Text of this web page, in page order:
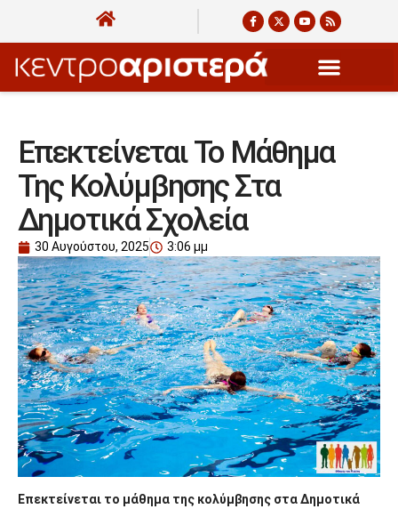
Επεκτείνεται Το Μάθημα
Της Κολύμβησης Στα
Δημοτικά Σχολεία
30 Αυγούστου, 2025 3:06 μμ
Επεκτείνεται το μάθημα της κολύμβησης στα Δημοτικά